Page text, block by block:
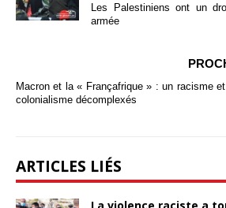
Les Palestiniens ont un
armée
Macron et la « Françafrique » : un racisme
colonialisme décomplexés
ARTICLES LIÉS
La violence raciste a